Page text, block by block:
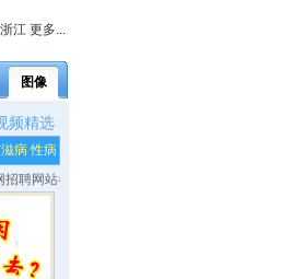
浙江 更多...
图像
频精选
病 性病
网站各栏目内容编辑，网站技术及美工等兼